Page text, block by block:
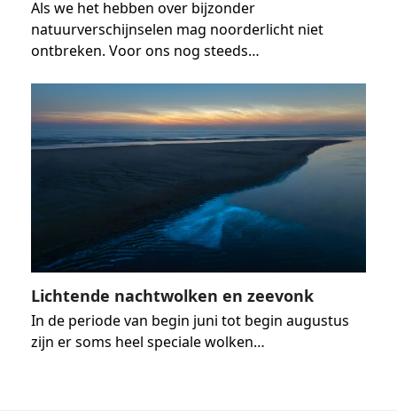
Als we het hebben over bijzonder
natuurverschijnselen mag noorderlicht niet
ontbreken. Voor ons nog steeds…
Lichtende nachtwolken en zeevonk
In de periode van begin juni tot begin augustus
zijn er soms heel speciale wolken…